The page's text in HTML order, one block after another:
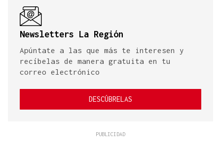
Newsletters La Región
Apúntate a las que más te interesen y
recíbelas de manera gratuita en tu
correo electrónico
DESCÚBRELAS